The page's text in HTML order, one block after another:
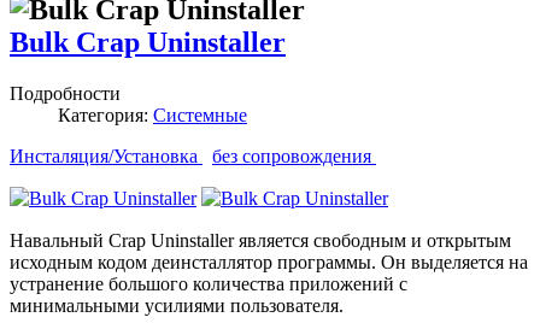
Bulk Crap Uninstaller
Подробности
Категория: Системные
Инсталяция/Установка
без сопровождения
Навальный Crap Uninstaller является свободным и открытым
исходным кодом деинсталлятор программы. Он выделяется на
устранение большого количества приложений с
минимальными усилиями пользователя.